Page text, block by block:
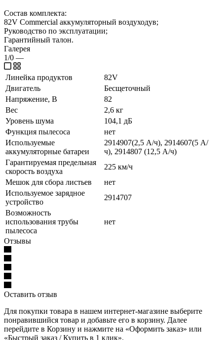
Состав комплекта:
82V Commercial аккумуляторный воздуходув;
Руководство по эксплуатации;
Гарантийный талон.
Галерея
1/0 —
Линейка продуктов
82V
Двигатель
Бесщеточный
Напряжение, В
82
Вес
2,6 кг
Уровень шума
104,1 дБ
Функция пылесоса
нет
Используемые
аккумуляторные батареи
2914907(2,5 А/ч), 2914607(5 А/
ч), 2914807 (12,5 А/ч)
Гарантируемая предельная
скорость воздуха
225 км/ч
Мешок для сбора листьев
нет
Используемое зарядное
устройство
2914707
Возможность
использования трубы
пылесоса
нет
Отзывы
Оставить отзыв
Для покупки товара в нашем интернет-магазине выберите
понравившийся товар и добавьте его в корзину. Далее
перейдите в Корзину и нажмите на «Оформить заказ» или
«Быстрый заказ / Купить в 1 клик».